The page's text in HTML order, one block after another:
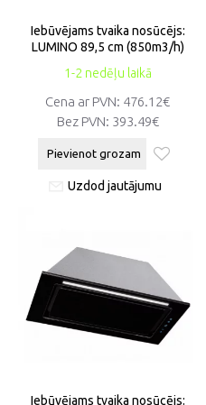
1-2 nedēļu laikā
Iebūvējams tvaika nosūcējs:
LUMINO 89,5 cm (850m3/h)
Cena ar PVN: 476.12€
Bez PVN: 393.49€
Pievienot grozam
Uzdod jautājumu
Iebūvējams tvaika nosūcējs: